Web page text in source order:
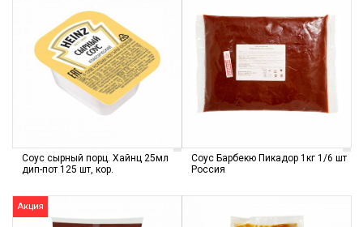
Соус сырный порц. Хайнц 25мл
дип-пот 125 шт, кор.
Соус Барбекю Пикадор 1кг 1/6 шт
Россия
Акция